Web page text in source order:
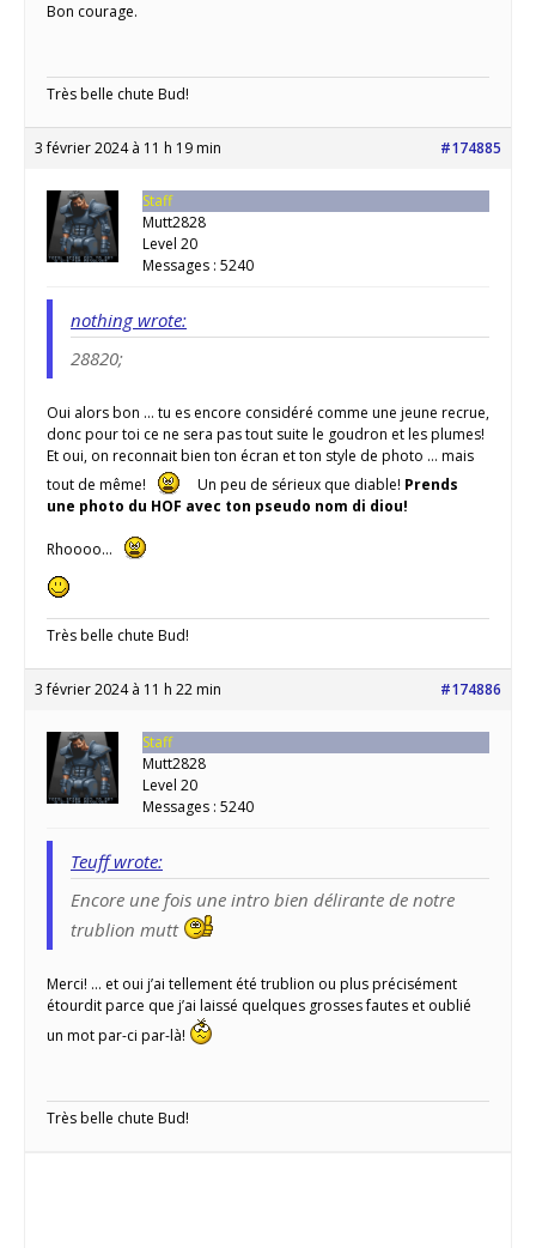
Bon courage.
Très belle chute Bud!
3 février 2024 à 11 h 19 min #174885
Staff
Mutt2828
Level 20
Messages : 5240
nothing wrote:
28820;
Oui alors bon … tu es encore considéré comme une jeune recrue,
donc pour toi ce ne sera pas tout suite le goudron et les plumes!
Et oui, on reconnait bien ton écran et ton style de photo … mais
tout de même!
Un peu de sérieux que diable! Prends
une photo du HOF avec ton pseudo nom di diou!
Rhoooo…
Très belle chute Bud!
3 février 2024 à 11 h 22 min #174886
Staff
Mutt2828
Level 20
Messages : 5240
Teuff wrote:
Encore une fois une intro bien délirante de notre
trublion mutt
Merci! … et oui j’ai tellement été trublion ou plus précisément
étourdit parce que j’ai laissé quelques grosses fautes et oublié
un mot par-ci par-là!
Très belle chute Bud!